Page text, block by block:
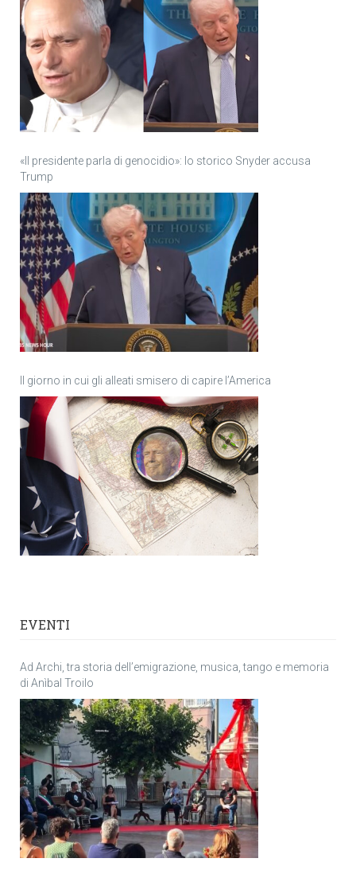
«Il presidente parla di genocidio»: lo storico Snyder accusa
Trump
Il giorno in cui gli alleati smisero di capire l’America
EVENTI
Ad Archi, tra storia dell’emigrazione, musica, tango e memoria
di Anìbal Troilo